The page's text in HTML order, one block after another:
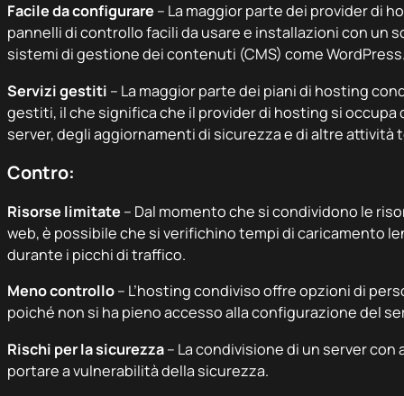
Facile da configurare – La maggior parte dei provider di
pannelli di controllo facili da usare e installazioni con un
sistemi di gestione dei contenuti (CMS) come
Servizi gestiti – La maggior parte dei piani di hosting
gestiti, il che significa che il provider di hosting si
server, degli aggiornamenti di sicurezza e di altre attività
Contro:
Risorse limitate – Dal momento che si condividono le
web, è possibile che si verifichino tempi di caricamento
durante i picchi di traffico.
Meno controllo– L’hosting condiviso offre opzioni di
poiché non si ha pieno accesso alla configurazione del
Rischi per la sicurezza– La condivisione di un server
portare a vulnerabilità della sicurezza.